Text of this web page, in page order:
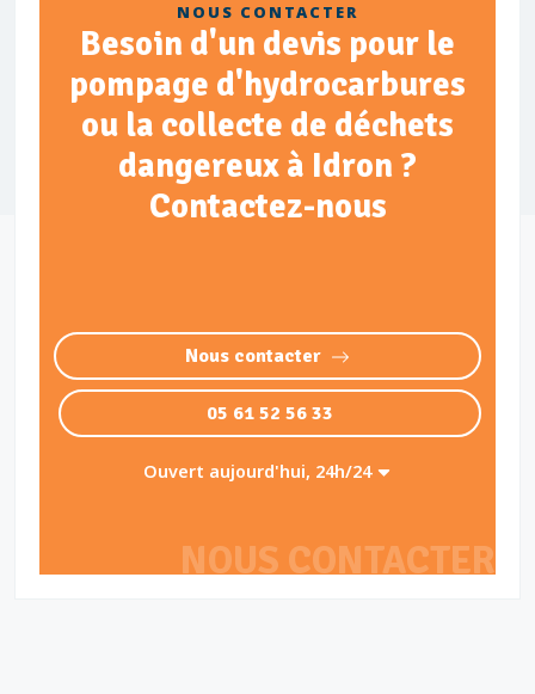
NOUS CONTACTER
NOUS CONTACTER
Besoin d'un devis pour le
pompage d'hydrocarbures
ou la collecte de déchets
dangereux à Idron ?
Contactez-nous
Nous contacter
05 61 52 56 33
Ouvert aujourd'hui, 24h/24